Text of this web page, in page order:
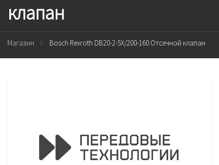
клапан
Магазин Bosch Rexroth DB20-2-5X/200-160 Отсечной клапан